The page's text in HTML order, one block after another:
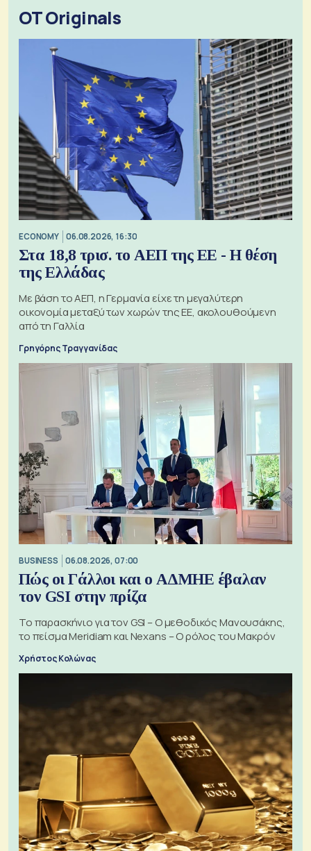
OT Originals
ECONOMY 06.08.2026, 16:30
Στα 18,8 τρισ. το ΑΕΠ της ΕΕ - Η θέση
της Ελλάδας
Με βάση το ΑΕΠ, η Γερμανία είχε τη μεγαλύτερη
οικονομία μεταξύ των χωρών της ΕΕ, ακολουθούμενη
από τη Γαλλία
Γρηγόρης Τραγγανίδας
BUSINESS 06.08.2026, 07:00
Πώς οι Γάλλοι και ο ΑΔΜΗΕ έβαλαν
τον GSI στην πρίζα
Το παρασκήνιο για τον GSI – Ο μεθοδικός Μανουσάκης,
το πείσμα Meridiam και Nexans – Ο ρόλος του Μακρόν
Χρήστος Κολώνας